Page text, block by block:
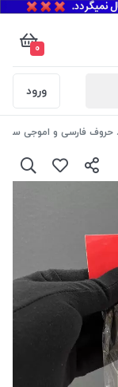
0
ورود
حروف فارسی و اموجی